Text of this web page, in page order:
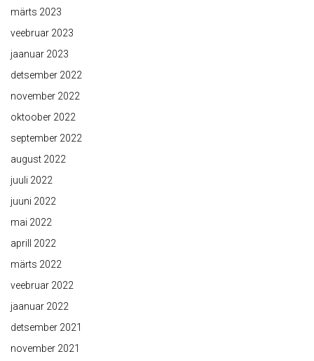
märts 2023
veebruar 2023
jaanuar 2023
detsember 2022
november 2022
oktoober 2022
september 2022
august 2022
juuli 2022
juuni 2022
mai 2022
aprill 2022
märts 2022
veebruar 2022
jaanuar 2022
detsember 2021
november 2021